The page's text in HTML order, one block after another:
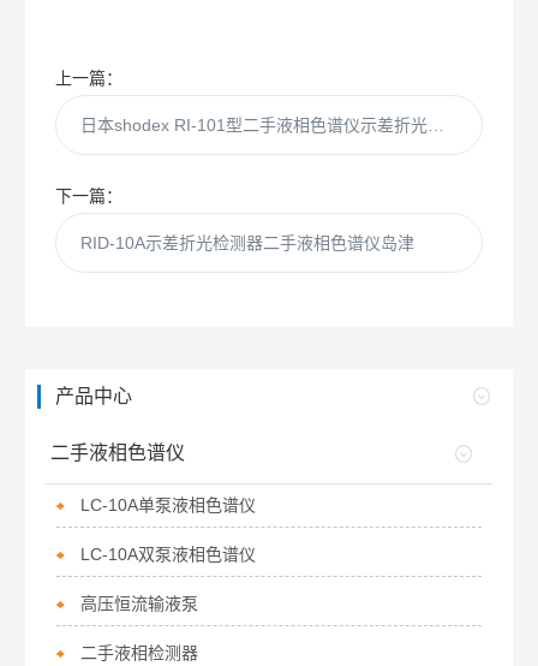
上一篇：
下一篇：
RID-10A示差折光检测器二手液相色谱仪岛津
产品中心
二手液相色谱仪
LC-10A单泵液相色谱仪
LC-10A双泵液相色谱仪
高压恒流输液泵
二手液相检测器